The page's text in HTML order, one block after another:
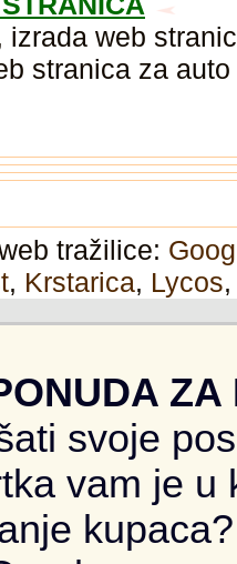
izrada web
stranica za
tražilice:
, Krstarica, Lycos
ZA
svoje
vam je